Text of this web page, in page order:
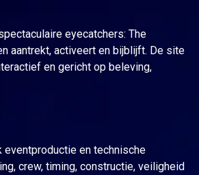
eyecatchers: The
aantrekt, activeert en bijblijft. De site
en gericht op beleving,
eventproductie en technische
crew, timing, constructie, veiligheid